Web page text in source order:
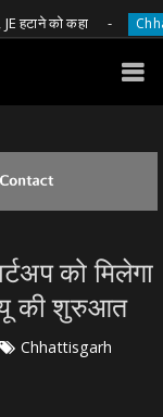
कहा Chhattisgarh
को मिलेगा
की शुरुआत
Chhattisgarh